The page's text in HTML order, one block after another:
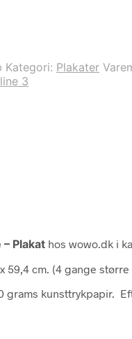
Kategori: Plakater
3
Plakat hos wowo.dk i
59,4 cm. (4 gange større
grams kunsttrykpapir.